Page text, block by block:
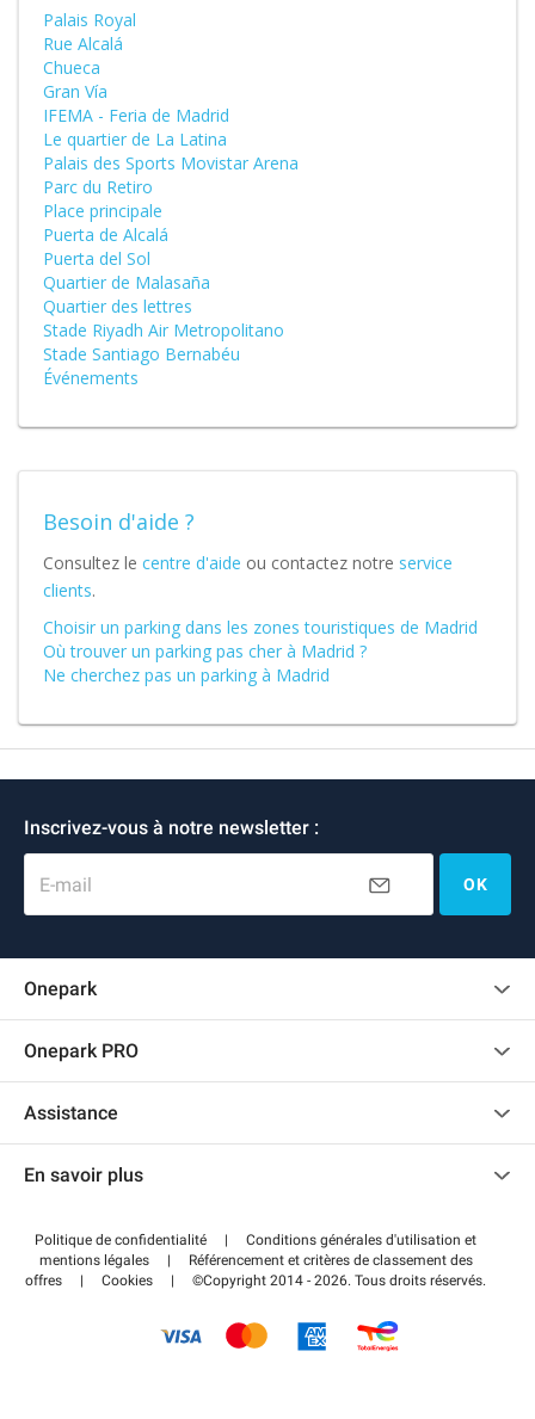
Palais Royal
Rue Alcalá
Chueca
Gran Vía
IFEMA - Feria de Madrid
Le quartier de La Latina
Palais des Sports Movistar Arena
Parc du Retiro
Place principale
Puerta de Alcalá
Puerta del Sol
Quartier de Malasaña
Quartier des lettres
Stade Riyadh Air Metropolitano
Stade Santiago Bernabéu
Événements
Besoin d'aide ?
Consultez le centre d'aide ou contactez notre service
clients.
Choisir un parking dans les zones touristiques de Madrid
Où trouver un parking pas cher à Madrid ?
Ne cherchez pas un parking à Madrid
Inscrivez-vous à notre newsletter :
E-mail OK
Onepark
Recrutement
Onepark PRO
Accéder à mon espace partenaire
Assistance
Centre d'aide
Régler votre stationnement FLOW
En savoir plus
Wiki
Guide du stationnement
Politique de confidentialité |
Conditions générales d'utilisation et
mentions légales
|
Référencement et critères de classement des
offres
| Cookies | ©Copyright 2014 - 2026. Tous droits réservés.